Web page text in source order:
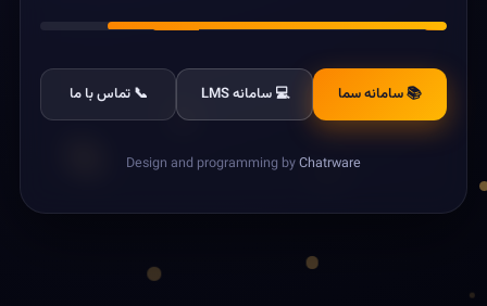
📚 سامانه سما 💻 سامانه LMS 📞 تماس با ما
Design and programming byChatrware